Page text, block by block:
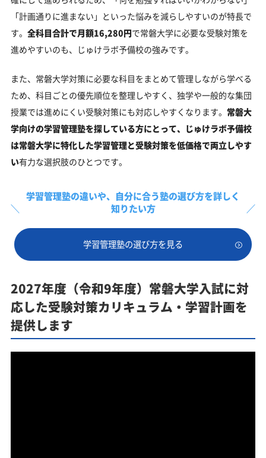
「計画通りに進まない」といった悩みを減らしやすいのが特長で
す。 全科目合計で月額16,280円で常磐大学に必要な受験対策を
進めやすいのも、じゅけラボ予備校の強みです。
また、常磐大学対策に必要な科目をまとめて管理しながら学べる
ため、科目ごとの優先順位を整理しやすく、独学や一般的な集団
授業では進めにくい受験対策にも対応しやすくなります。 常磐大
学向けの学習管理塾を探している方にとって、じゅけラボ予備校
は常磐大学に特化した学習管理と受験対策を低価格で両立しやす
い有力な選択肢のひとつです。
学習管理塾の違いや、 自分に合う塾の選び方を詳しく
知りたい方
学習管理塾の選び方を見る
2027年度（令和9年度）常磐大学入試に対
応した受験対策カリキュラム・学習計画を
提供します